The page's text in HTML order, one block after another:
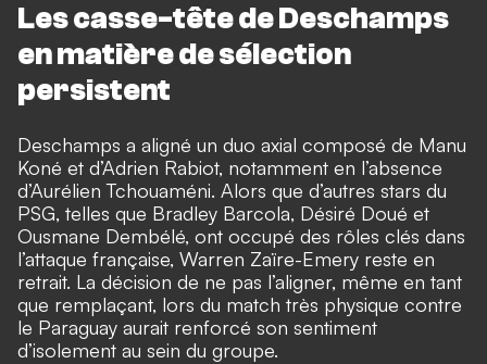
Les casse-tête de Deschamps
en matière de sélection
persistent
Deschamps a aligné un duo axial composé de Manu
Koné et d’Adrien Rabiot, notamment en l’absence
d’Aurélien Tchouaméni. Alors que d’autres stars du
PSG, telles que Bradley Barcola, Désiré Doué et
Ousmane Dembélé, ont occupé des rôles clés dans
l’attaque française, Warren Zaïre-Emery reste en
retrait. La décision de ne pas l’aligner, même en tant
que remplaçant, lors du match très physique contre
le Paraguay aurait renforcé son sentiment
d’isolement au sein du groupe.